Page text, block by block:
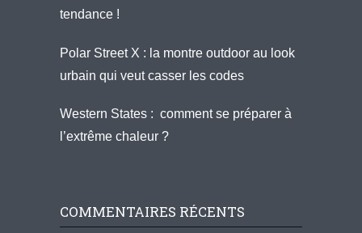
tendance !
Polar Street X : la montre outdoor au look
urbain qui veut casser les codes
Western States : comment se préparer à
l’extrême chaleur ?
COMMENTAIRES RÉCENTS